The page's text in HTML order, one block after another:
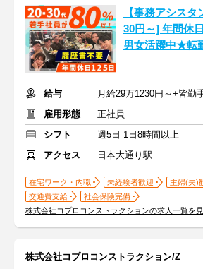
【事務アシス
30円～] 年間休
男女活躍中★転
給与
月給29万1230円～+皆勤
雇用形態
正社員
シフト
週5日 1日8時間以上
アクセス
日本大通り駅
在宅ワーク・内職 未経験者歓迎
主婦(夫)
交通費支給
社会保険完備
株式会社コプロコンストラクションの求人一覧を
株式会社コプロコンストラクション/Z